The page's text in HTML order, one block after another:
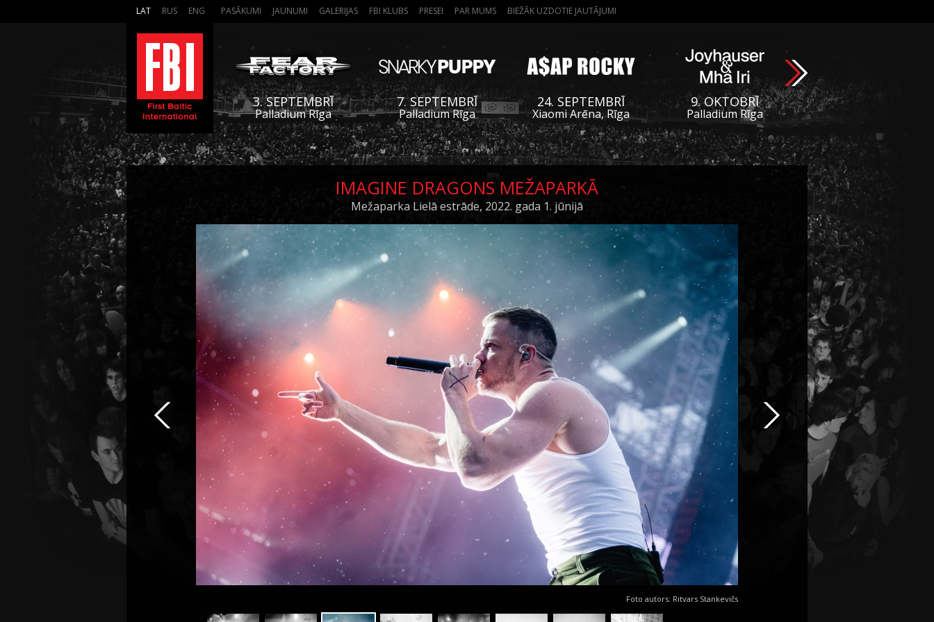
LAT RUS ENG PASĀKUMI JAUNUMI GALERIJAS FBI KLUBS PRESEI PAR MUMS BIEŽĀK UZDOTIE JAUTĀJUMI
3. SEPTEMBRĪ
Palladium Rīga
7. SEPTEMBRĪ
Palladium Rīga
24. SEPTEMBRĪ
Xiaomi Arēna, Rīga
9. OKTOBRĪ
Palladium Rīga
IMAGINE DRAGONS MEŽAPARKĀ
Mežaparka Lielā estrāde, 2022. gada 1. jūnijā
Foto autors: Ritvars Stankevičs